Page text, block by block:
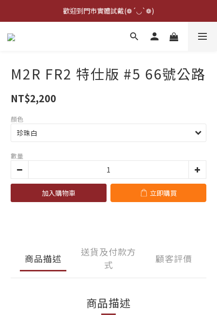
點擊右下方客服可詢問即時庫存☆*: .｡. o(≧▽≦)o .｡.:*☆
歡迎到門市實體試戴(❁´◡`❁)
雨衣盲盒現正開跑╰(*°▽°*)╯
M2R FR2 特仕版 #5 66號公路
NT$2,200
顏色
數量
加入購物車 立即購買
商品描述
送貨及付款方
式
顧客評價
商品描述